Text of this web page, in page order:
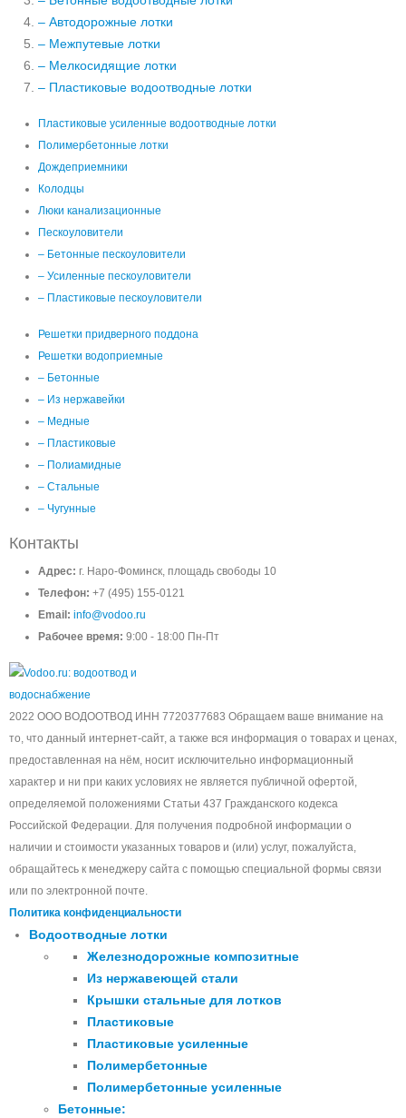
– Автодорожные лотки
– Межпутевые лотки
– Мелкосидящие лотки
– Пластиковые водоотводные лотки
Пластиковые усиленные водоотводные лотки
Полимербетонные лотки
Дождеприемники
Колодцы
Люки канализационные
Пескоуловители
– Бетонные пескоуловители
– Усиленные пескоуловители
– Пластиковые пескоуловители
Решетки придверного поддона
Решетки водоприемные
– Бетонные
– Из нержавейки
– Медные
– Пластиковые
– Полиамидные
– Стальные
– Чугунные
Контакты
Адрес: г. Наро-Фоминск, площадь свободы 10
Телефон: +7 (495) 155-0121
Email: info@vodoo.ru
Рабочее время: 9:00 - 18:00 Пн-Пт
2022 ООО ВОДООТВОД ИНН 7720377683 Обращаем ваше внимание на
то, что данный интернет-сайт, а также вся информация о товарах и ценах,
предоставленная на нём, носит исключительно информационный
характер и ни при каких условиях не является публичной офертой,
определяемой положениями Статьи 437 Гражданского кодекса
Российской Федерации. Для получения подробной информации о
наличии и стоимости указанных товаров и (или) услуг, пожалуйста,
обращайтесь к менеджеру сайта с помощью специальной формы связи
или по электронной почте.
Политика конфиденциальности
Водоотводные лотки
Железнодорожные композитные
Из нержавеющей стали
Крышки стальные для лотков
Пластиковые
Пластиковые усиленные
Полимербетонные
Полимербетонные усиленные
Бетонные: